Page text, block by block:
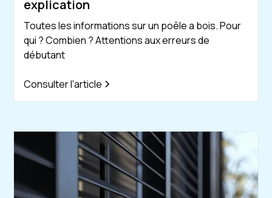
explication
Toutes les informations sur un poêle a bois. Pour
qui ? Combien ? Attentions aux erreurs de
débutant
Consulter l'article